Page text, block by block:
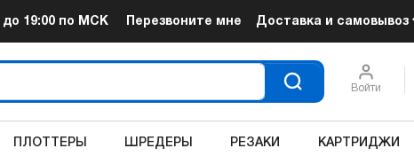
до 19:00 по МСК Перезвоните мне Доставка и самовывоз
Войти
ПЛОТТЕРЫ ШРЕДЕРЫ РЕЗАКИ КАРТРИДЖИ